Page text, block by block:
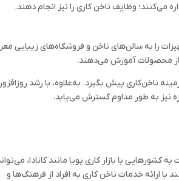
می‌کنند؛ وظایف ناخن کاری را نیز انجام دهند.
را به سالن‌های ناخن و فروشگاه‌های زیبایی
از محصولات آموزش می‌دهند.
ناخن‌کاری پیش بگیرد. به‌علاوه، با رشد
نیز به طور مداوم گسترش می‌یابد.
با بازار کاری پویا مانند کانادا،
ارائه خدمات ناخن کاری به افراد از فرهنگ‌ها و